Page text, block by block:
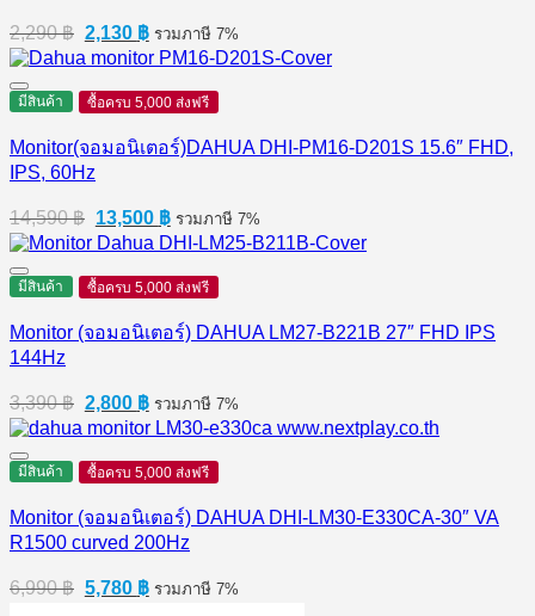
2,290฿ Original
price
was:
2,290 ฿.
2,130 ฿Current
price
is:
2,130 ฿.
รวมภาษี 7%
มีสินค้า ซื้อครบ 5,000 ส่งฟรี
Monitor(จอมอนิเตอร์)DAHUA DHI-PM16-D201S 15.6″ FHD,
IPS, 60Hz
14,590฿ Original
price
was:
14,590 ฿.
13,500 ฿Current
price
is:
13,500 ฿.
รวมภาษี 7%
มีสินค้า ซื้อครบ 5,000 ส่งฟรี
Monitor (จอมอนิเตอร์) DAHUA LM27-B221B 27″ FHD IPS
144Hz
3,390฿ Original
price
was:
3,390 ฿.
2,800 ฿Current
price
is:
2,800 ฿.
รวมภาษี 7%
มีสินค้า ซื้อครบ 5,000 ส่งฟรี
Monitor (จอมอนิเตอร์) DAHUA DHI-LM30-E330CA-30″ VA
R1500 curved 200Hz
6,990฿ Original
price
5,780 ฿Current
price
รวมภาษี 7%